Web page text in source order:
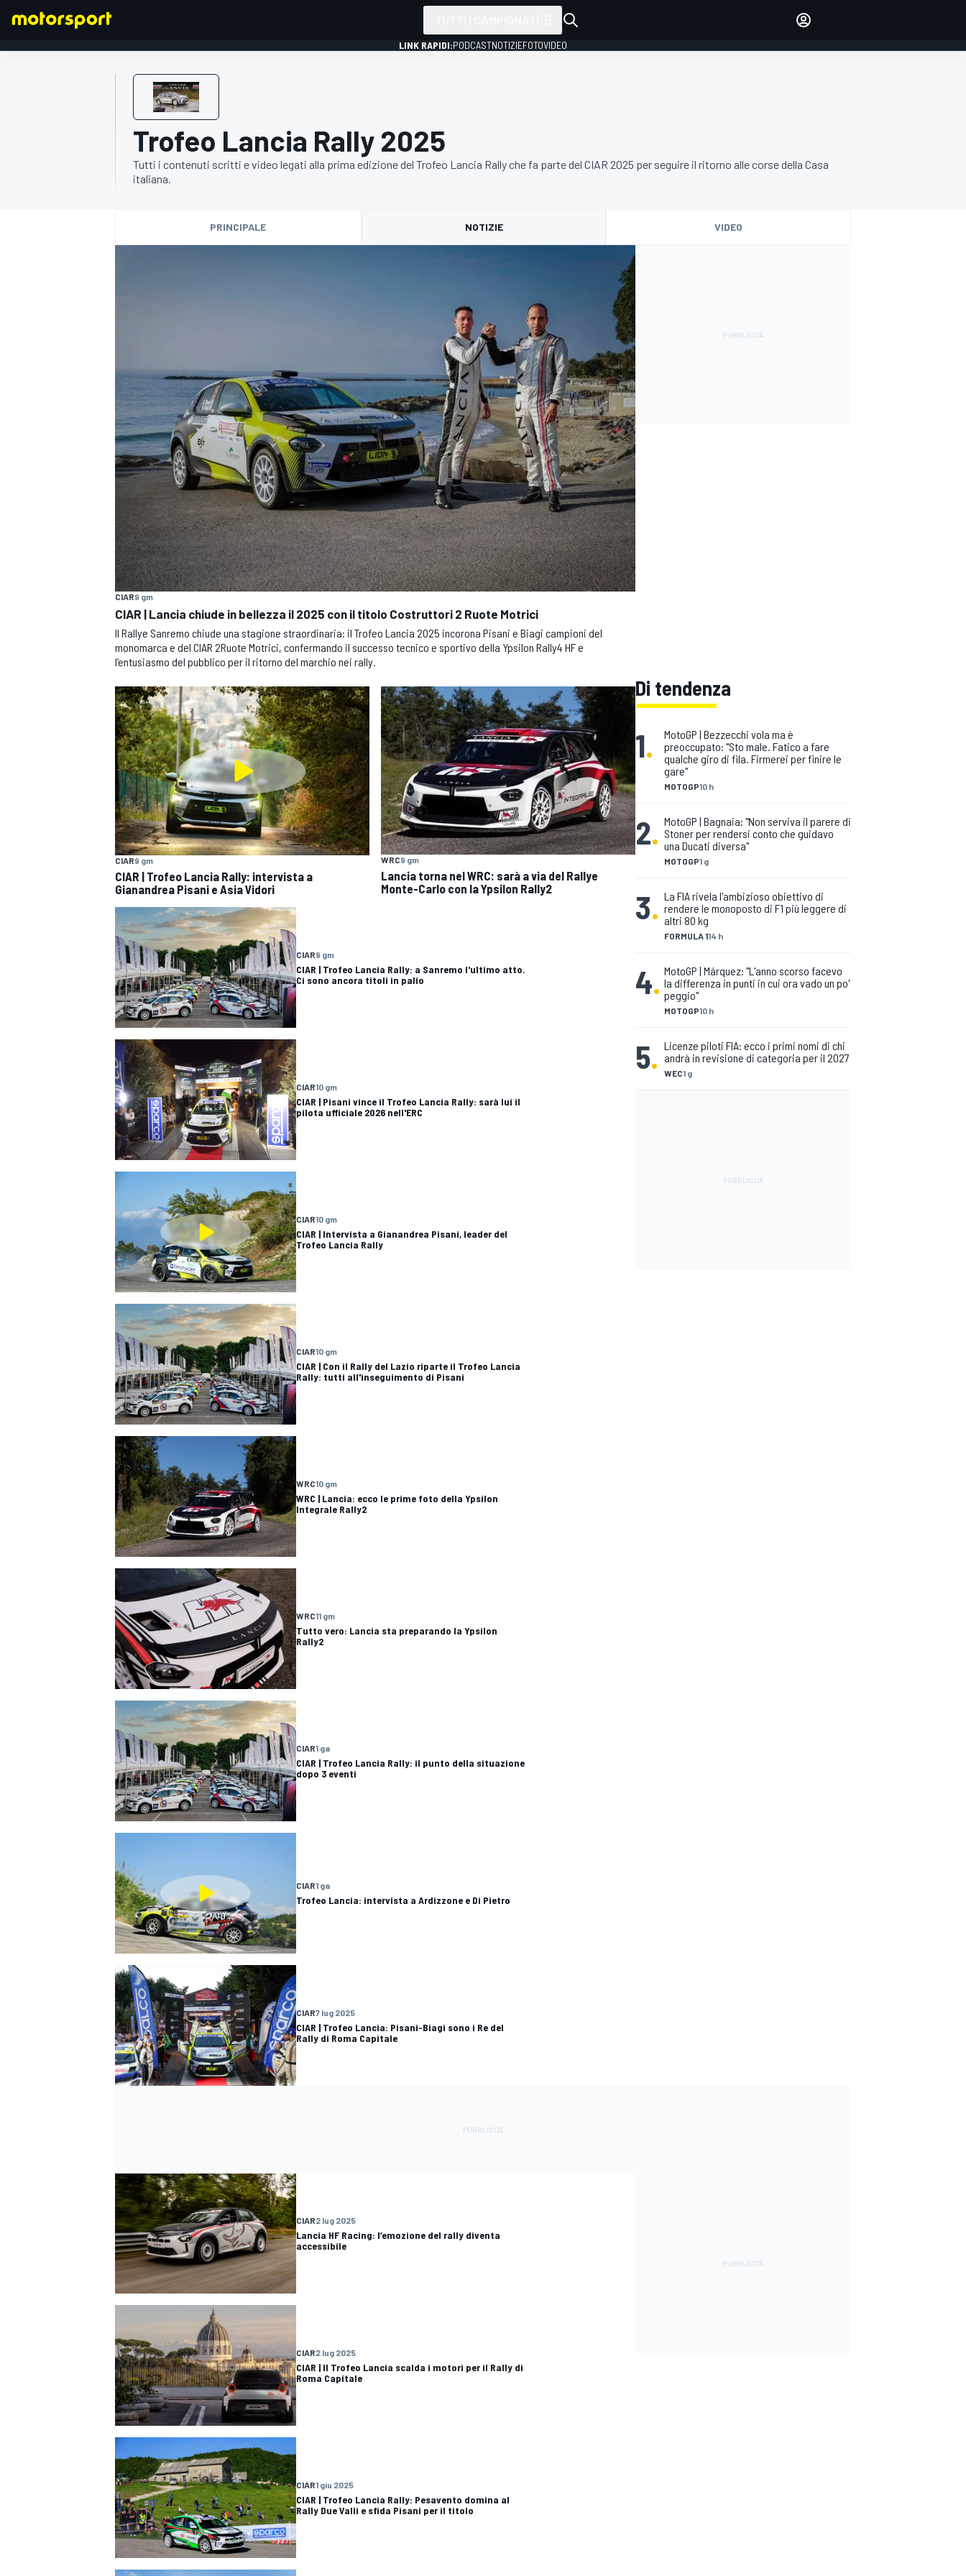
FORMULA 1
WRC
MONOPOSTO
ENDURANCE/GT
MONOMARCA
RALLY
ACCEDI
LINK RAPIDI:PODCASTNOTIZIEFOTOVIDEO
Trofeo Lancia Rally 2025
Tutti i contenuti scritti e video legati alla prima edizione del Trofeo Lancia Rally che fa parte del CIAR 2025 per seguire il ritorno alle corse della Casa
italiana.
PRINCIPALE NOTIZIE VIDEO
CIAR9 gm
CIAR | Lancia chiude in bellezza il 2025 con il titolo Costruttori 2 Ruote Motrici
Il Rallye Sanremo chiude una stagione straordinaria: il Trofeo Lancia 2025 incorona Pisani e Biagi campioni del
monomarca e del CIAR 2Ruote Motrici, confermando il successo tecnico e sportivo della Ypsilon Rally4 HF e
l’entusiasmo del pubblico per il ritorno del marchio nei rally.
CIAR9 gm
CIAR | Trofeo Lancia Rally: intervista a
Gianandrea Pisani e Asia Vidori
WRC9 gm
Lancia torna nel WRC: sarà a via del Rallye
Monte-Carlo con la Ypsilon Rally2
CIAR9 gm
CIAR | Trofeo Lancia Rally: a Sanremo l'ultimo atto.
Ci sono ancora titoli in palio
CIAR10 gm
CIAR | Pisani vince il Trofeo Lancia Rally: sarà lui il
pilota ufficiale 2026 nell'ERC
CIAR10 gm
CIAR | Intervista a Gianandrea Pisani, leader del
Trofeo Lancia Rally
CIAR10 gm
CIAR | Con il Rally del Lazio riparte il Trofeo Lancia
Rally: tutti all'inseguimento di Pisani
WRC10 gm
WRC | Lancia: ecco le prime foto della Ypsilon
Integrale Rally2
WRC11 gm
Tutto vero: Lancia sta preparando la Ypsilon
Rally2
CIAR1 ga
CIAR | Trofeo Lancia Rally: il punto della situazione
dopo 3 eventi
CIAR1 ga
Trofeo Lancia: intervista a Ardizzone e Di Pietro
CIAR7 lug 2025
CIAR | Trofeo Lancia: Pisani-Biagi sono i Re del
Rally di Roma Capitale
Di tendenza
1.
MOTOGP10 h
MotoGP | Bezzecchi vola ma è
preoccupato: "Sto male. Fatico a fare
qualche giro di fila. Firmerei per finire le
gare"
2.
MOTOGP1 g
MotoGP | Bagnaia: "Non serviva il parere di
Stoner per rendersi conto che guidavo
una Ducati diversa"
3.
FORMULA 114 h
La FIA rivela l'ambizioso obiettivo di
rendere le monoposto di F1 più leggere di
altri 80 kg
4.
MOTOGP10 h
MotoGP | Márquez: "L'anno scorso facevo
la differenza in punti in cui ora vado un po'
peggio"
5. WEC1 g
Licenze piloti FIA: ecco i primi nomi di chi
andrà in revisione di categoria per il 2027
CIAR2 lug 2025
Lancia HF Racing: l’emozione del rally diventa
accessibile
CIAR2 lug 2025
CIAR | Il Trofeo Lancia scalda i motori per il Rally di
Roma Capitale
CIAR1 giu 2025
CIAR | Trofeo Lancia Rally: Pesavento domina al
Rally Due Valli e sfida Pisani per il titolo